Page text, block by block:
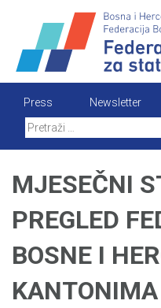
content
Press Newsletter
MJESEČNI
PREGLED
BOSNE I